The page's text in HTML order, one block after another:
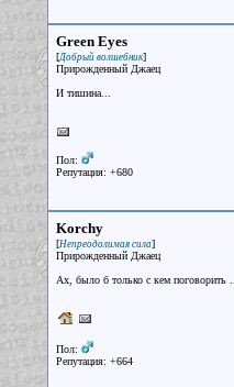
Green Eyes
[Добрый волшебник]
Прирожденный Джаец
И тишина...
Пол:
Репутация: +680
Korchy
[Непреодолимая сила]
Прирожденный Джаец
Ах, было б только с кем поговорить ...
Пол:
Репутация: +664